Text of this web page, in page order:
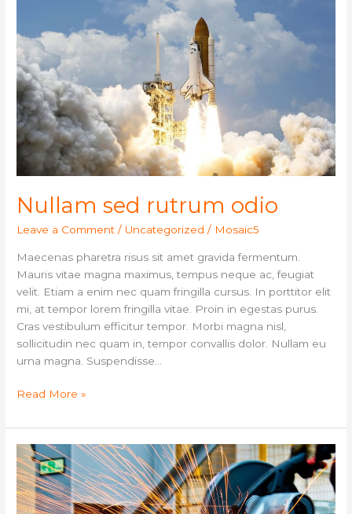
Nullam sed rutrum odio
Leave a Comment / Uncategorized / Mosaic5
Maecenas pharetra risus sit amet gravida fermentum.
Mauris vitae magna maximus, tempus neque ac, feugiat
velit. Etiam a enim nec quam fringilla cursus. In porttitor elit
mi, at tempor lorem fringilla vitae. Proin in egestas purus.
Cras vestibulum efficitur tempor. Morbi magna nisl,
sollicitudin nec quam in, tempor convallis dolor. Nullam eu
urna magna. Suspendisse…
rutrum
odio
Read More »
Vivamus
quis
placerat
ligula